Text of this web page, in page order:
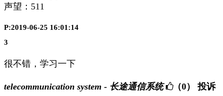
声望： 511
P:2019-06-25 16:01:14
3
很不错，学习一下
telecommunication system - 长途通信系统 （0） 投诉